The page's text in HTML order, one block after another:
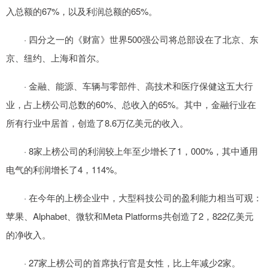
入总额的67%，以及利润总额的65%。
· 四分之一的《财富》世界500强公司将总部设在了北京、东
京、纽约、上海和首尔。
· 金融、能源、车辆与零部件、高技术和医疗保健这五大行
业，占上榜公司总数的60%、总收入的65%。其中，金融行业在
所有行业中居首，创造了8.6万亿美元的收入。
· 8家上榜公司的利润较上年至少增长了1，000%，其中通用
电气的利润增长了4，114%。
· 在今年的上榜企业中，大型科技公司的盈利能力相当可观：
苹果、Alphabet、微软和Meta Platforms共创造了2，822亿美元
的净收入。
· 27家上榜公司的首席执行官是女性，比上年减少2家。